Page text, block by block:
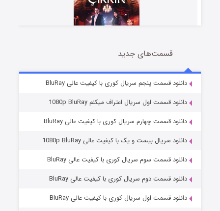
سریال زشت
قسمت2 (زیرنویس) منتشر شد
مردگان متحرک: شهر مرده ۳
قسمت2 (زیرنویس) منتشر شد
قسمت‌های جدید
دانلود قسمت پنجم سریال کوری با کیفیت عالی BluRay
دانلود قسمت اول سریال اعتراف میکنم 1080p BluRay
دانلود قسمت چهارم سریال کوری با کیفیت عالی BluRay
دانلود سریال بیست و یک با کیفیت عالی 1080p BluRay
دانلود قسمت سوم سریال کوری با کیفیت عالی BluRay
دانلود قسمت دوم سریال کوری با کیفیت عالی BluRay
دانلود قسمت اول سریال کوری با کیفیت عالی BluRay